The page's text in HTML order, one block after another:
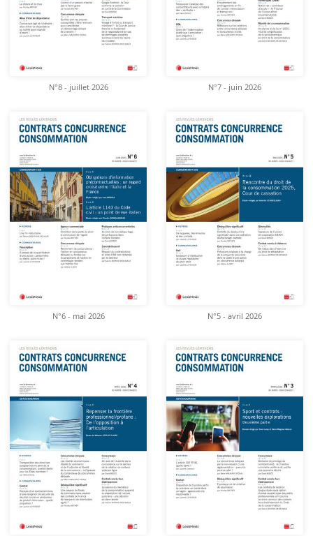
N°8 - juillet 2026 N°7 - juin 2026
N°6 - mai 2026 N°5 - avril 2026